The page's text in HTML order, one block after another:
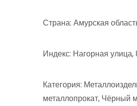
Страна: Амурская
Индекс: Нагорная улица,
Категория:
металлопрокат, Чёрный